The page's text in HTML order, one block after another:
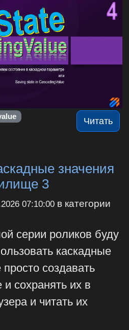
Читать
значения
3
07:10:00в категории
серии роликов буду
каскадные
создавать
сохранять их в
и читать их